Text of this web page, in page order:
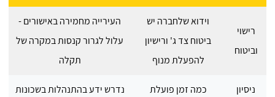
רישוי
וביטוח
וידוא שלחברה יש
ביטוח צד ג' ורישיון
להפעלת מנוף
העירייה מחמירה באישורים -
עלול לגרור קנסות במקרה של
תקלה
ניסיון
כמה זמן פועלת
נדרש ידע בהתנהלות בשכונות